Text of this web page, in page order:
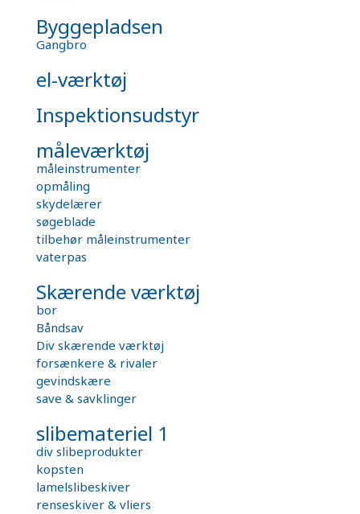
Byggepladsen
Gangbro
el-værktøj
Inspektionsudstyr
måleværktøj
måleinstrumenter
opmåling
skydelærer
søgeblade
tilbehør måleinstrumenter
vaterpas
Skærende værktøj
bor
Båndsav
Div skærende værktøj
forsænkere & rivaler
gevindskære
save & savklinger
slibemateriel 1
div slibeprodukter
kopsten
lamelslibeskiver
renseskiver & vliers